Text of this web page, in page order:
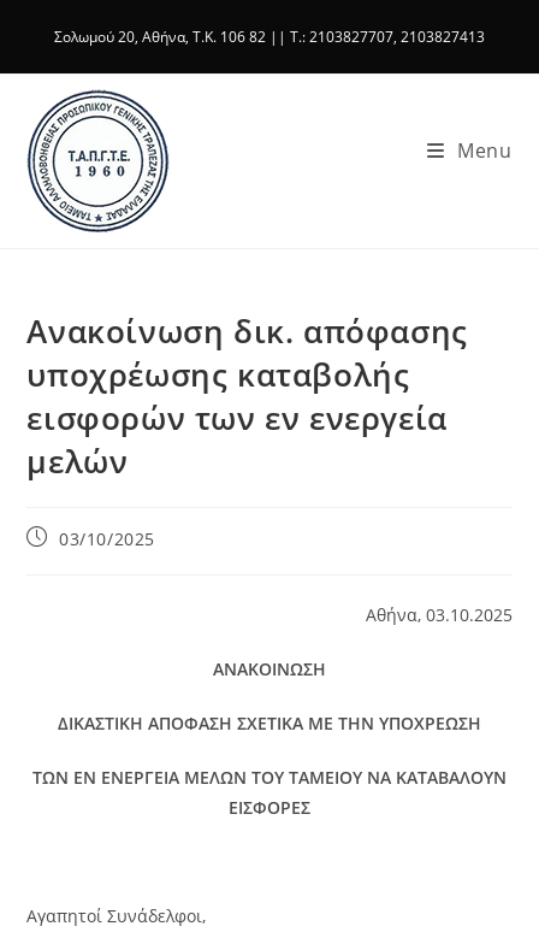
content
Σολωμού 20, Αθήνα, T.K. 106 82 || T.: 2103827707, 2103827413
Menu
Ανακοίνωση δικ. απόφασης
υποχρέωσης καταβολής
εισφορών των εν ενεργεία
μελών
Post03/10/2025
Αθήνα, 03.10.2025
ΑΝΑΚΟΙΝΩΣΗ
ΔΙΚΑΣΤΙΚΗ ΑΠΟΦΑΣΗ ΣΧΕΤΙΚΑ ΜΕ ΤΗΝ ΥΠΟΧΡΕΩΣΗ
ΤΩΝ ΕΝ ΕΝΕΡΓΕΙΑ ΜΕΛΩΝ ΤΟΥ ΤΑΜΕΙΟΥ ΝΑ ΚΑΤΑΒΑΛΟΥΝ
ΕΙΣΦΟΡΕΣ
Αγαπητοί Συνάδελφοι,